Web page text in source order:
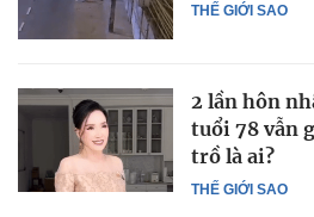
THẾ GIỚI SAO
THẾ GIỚI SAO
2 lần hôn
tuổi 78 vẫn
trồ là ai?